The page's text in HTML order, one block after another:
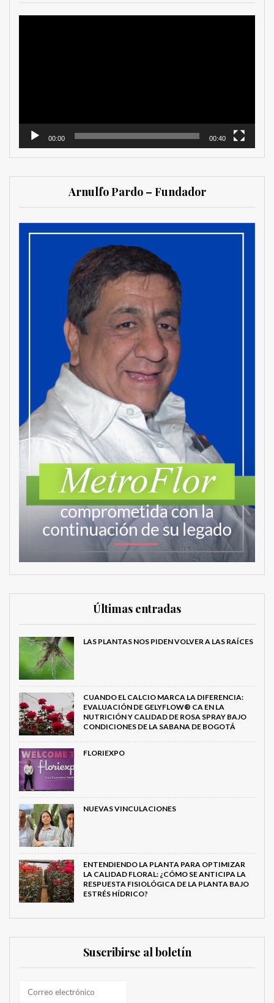
00:00 00:40
Arnulfo Pardo – Fundador
Últimas entradas
LAS PLANTAS NOS PIDEN VOLVER A LAS RAÍCES
CUANDO EL CALCIO MARCA LA DIFERENCIA:
EVALUACIÓN DE GELYFLOW® CA EN LA
NUTRICIÓN Y CALIDAD DE ROSA SPRAY BAJO
CONDICIONES DE LA SABANA DE BOGOTÁ
FLORIEXPO
NUEVAS VINCULACIONES
ENTENDIENDO LA PLANTA PARA OPTIMIZAR
LA CALIDAD FLORAL: ¿CÓMO SE ANTICIPA LA
RESPUESTA FISIOLÓGICA DE LA PLANTA BAJO
ESTRÉS HÍDRICO?
Suscribirse al boletín